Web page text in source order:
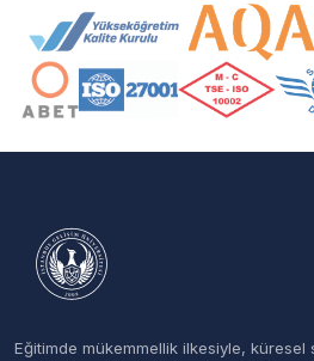
Akreditasyon ve
Eğitimde mükemmellik ilkesiyle,